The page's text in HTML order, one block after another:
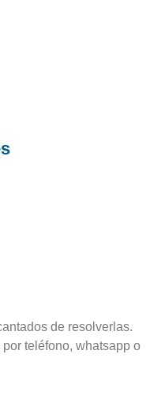
de resolverlas.
teléfono, whatsapp o